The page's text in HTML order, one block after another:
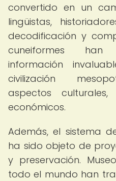
convertido en un
lingüistas,
decodificación y
cuneiformes
información
civilización
aspectos
económicos.
Además, el sistema
ha sido objeto de
y preservación.
todo el mundo han